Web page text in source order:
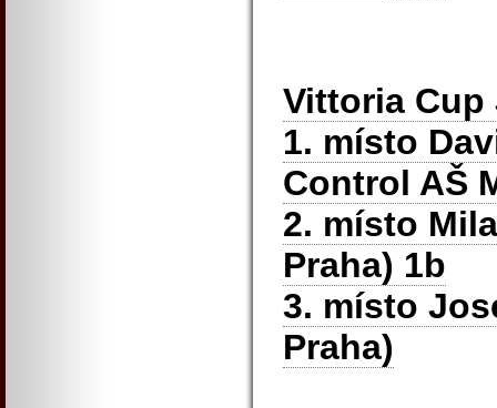
Vittoria
1. místo
Control AŠ
2. místo
Praha) 1b
3. místo
Praha)